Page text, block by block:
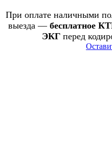
При оплате наличными
выезда — бесплатное
ЭКГперед